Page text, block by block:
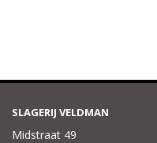
SLAGERIJ VELDMAN
Midstraat 49